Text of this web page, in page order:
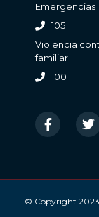
Emergencias
105
Violencia
familiar
100
© Copyright 2023